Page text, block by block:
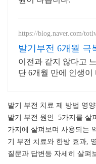
https://blog.naver.com/
발기부전 6개월 극
이전과 같지 않다고
단 6개월 만에 인생이
발기 부전 치료 제 방법 영
발기 부전 원인 5가지를 살
가지에 살펴보며 사용되는
기 부전 치료와 한방 효과,
질문과 답변등 자세히 살펴